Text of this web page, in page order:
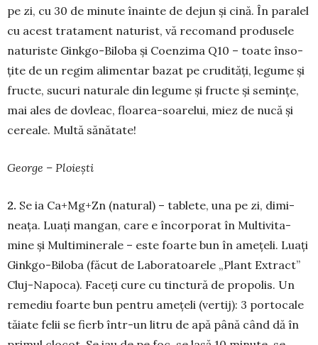
pe zi, cu 30 de mi­nute înainte de dejun și cină. În paralel
cu acest tra­ta­ment na­turist, vă recomand pro­dusele
naturiste Ginkgo-Biloba și Coenzima Q10 – toate înso­
țite de un regim ali­mentar bazat pe cru­dități, legume și
fructe, sucuri na­tu­rale din legume și fructe și semințe,
mai ales de dovleac, floarea-soarelui, miez de nucă și
ce­reale. Multă sănă­tate!
George – Ploiești
2. Se ia Ca+Mg+Zn (natu­ral) – ta­blete, una pe zi, dimi­
nea­ța. Luați man­gan, care e încorporat în Multivi­ta­
mine și Multiminerale – este foarte bun în amețeli. Luați
Ginkgo-Biloba (fă­cut de Labo­ra­toarele „Plant Extract”
Cluj-Napoca). Faceți cure cu tinctură de propolis. Un
remediu foarte bun pentru ame­țeli (vertij): 3 portocale
tă­ia­te felii se fierb într-un litru de apă până când dă în